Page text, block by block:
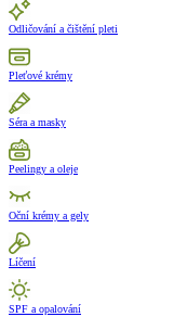
Odličování a čištění pleti
Pleťové krémy
Séra a masky
Peelingy a oleje
Oční krémy a gely
Líčení
SPF a opalování